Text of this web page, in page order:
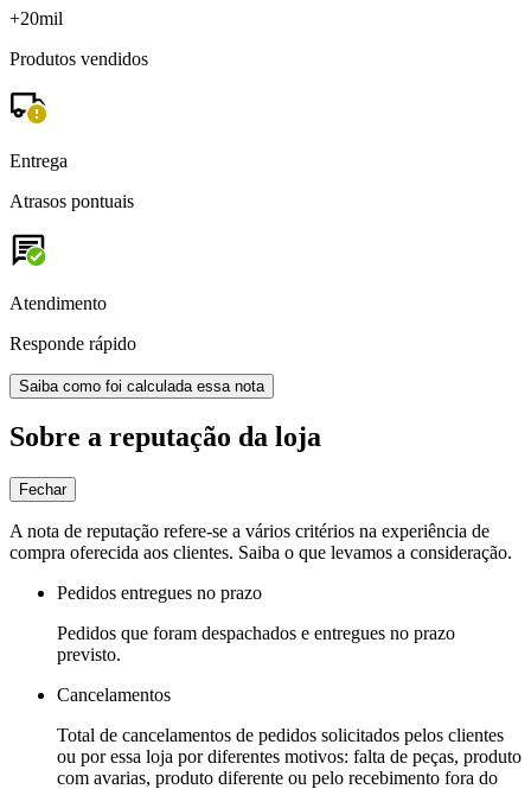
+20mil
Produtos vendidos
Entrega
Atrasos pontuais
Atendimento
Responde rápido
Saiba como foi calculada essa nota
Sobre a reputação da loja
Fechar
A nota de reputação refere-se a vários critérios na experiência de
compra oferecida aos clientes. Saiba o que levamos a consideração.
Pedidos entregues no prazo
Pedidos que foram despachados e entregues no prazo
previsto.
Cancelamentos
Total de cancelamentos de pedidos solicitados pelos clientes
ou por essa loja por diferentes motivos: falta de peças, produto
com avarias, produto diferente ou pelo recebimento fora do